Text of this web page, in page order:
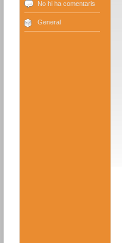
No hi ha comentaris
General